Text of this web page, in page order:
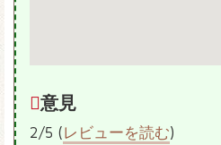
意見
2/5 (レビューを読む)